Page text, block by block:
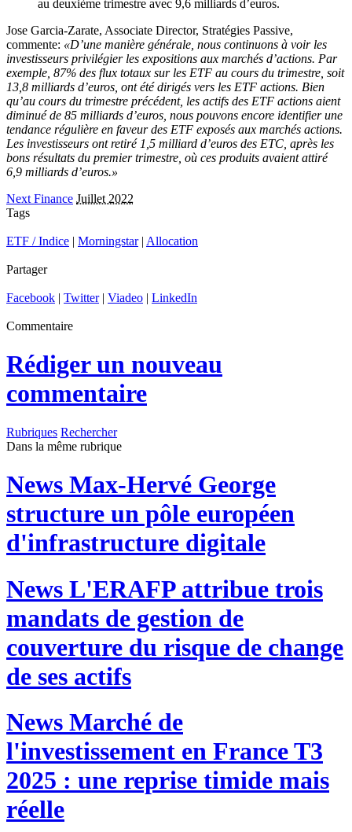
au deuxième trimestre avec 9,6 milliards d’euros.
Jose Garcia-Zarate, Associate Director, Stratégies Passive,
commente: «D’une manière générale, nous continuons à voir les
investisseurs privilégier les expositions aux marchés d’actions. Par
exemple, 87% des flux totaux sur les ETF au cours du trimestre, soit
13,8 milliards d’euros, ont été dirigés vers les ETF actions. Bien
qu’au cours du trimestre précédent, les actifs des ETF actions aient
diminué de 85 milliards d’euros, nous pouvons encore identifier une
tendance régulière en faveur des ETF exposés aux marchés actions.
Les investisseurs ont retiré 1,5 milliard d’euros des ETC, après les
bons résultats du premier trimestre, où ces produits avaient attiré
6,9 milliards d’euros.»
Next Finance Juillet 2022
Tags
ETF / Indice | Morningstar| Allocation
Partager
Facebook | Twitter| Viadeo | LinkedIn
Commentaire
Rédiger un nouveau
commentaire
Rubriques Rechercher
Dans la même rubrique
News Max-Hervé George
structure un pôle européen
d'infrastructure digitale
News L'ERAFP attribue trois
mandats de gestion de
couverture du risque de change
de ses actifs
News Marché de
l'investissement en France T3
2025 : une reprise timide mais
réelle